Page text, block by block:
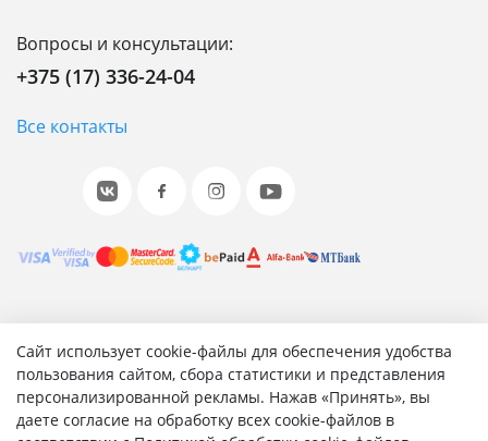
Сайт использует cookie-файлы для обеспечения удобства
пользования сайтом, сбора статистики и представления
персонализированной рекламы. Нажав «Принять», вы
даете согласие на обработку всех cookie-файлов в
Вопросы и консультации:
+375 (17) 336-24-04
Все контакты
© 2001-2026 «Битрикс», «1С-Битрикс». Работает на 1С-
Битрикс: Управление сайтом.
Согласие на обработку персональных данных
Отзыв согласия на обработку персональных данных